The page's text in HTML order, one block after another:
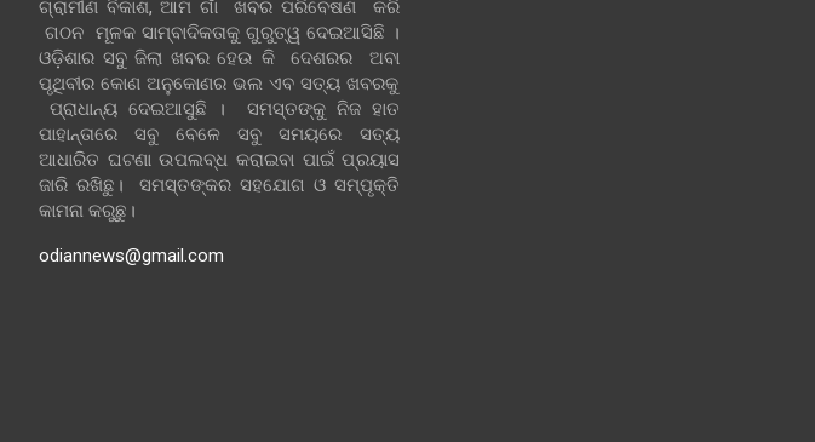
ଗ୍ରାମୀଣ ବିକାଶ, ଆମ ଗାଁ ଖବର ପରିବେଷଣ କରି
ଗଠନ ମୂଳକ ସାମ୍ବାଦିକତାକୁ ଗୁରୁତ୍ୱ ଦେଇଆସିଛି ।
ଓଡ଼ିଶାର ସବୁ ଜିଲା ଖବର ହେଉ କି ଦେଶରର ଅବା
ପୃଥିବୀର କୋଣ ଅନୁକୋଣର ଭଲ ଏବ ସତ୍ୟ ଖବରକୁ
ପ୍ରାଧାନ୍ୟ ଦେଇଆସୁଛି । ସମସ୍ତଙ୍କୁ ନିଜ ହାତ
ପାହାନ୍ତାରେ ସବୁ ବେଳେ ସବୁ ସମୟରେ ସତ୍ୟ
ଆଧାରିତ ଘଟଣା ଉପଲବ୍ଧ କରାଇବା ପାଇଁ ପ୍ରୟାସ
ଜାରି ରଖିଛୁ। ସମସ୍ତଙ୍କର ସହଯୋଗ ଓ ସମ୍ପୃକ୍ତି
କାମନା କରୁଛୁ।
odiannews@gmail.com